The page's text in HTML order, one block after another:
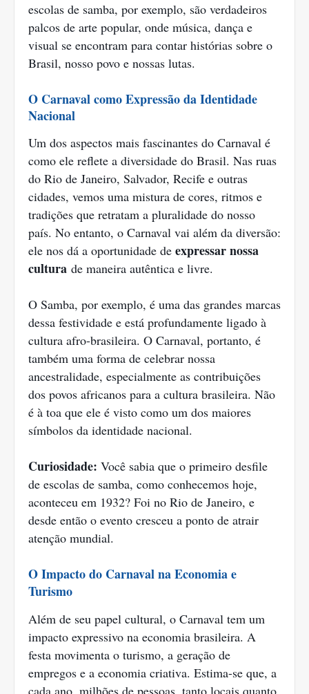
escolas de samba, por exemplo, são verdadeiros
palcos de arte popular, onde música, dança e
visual se encontram para contar histórias sobre o
Brasil, nosso povo e nossas lutas.
O Carnaval como Expressão da Identidade
Nacional
Um dos aspectos mais fascinantes do Carnaval é
como ele reflete a diversidade do Brasil. Nas ruas
do Rio de Janeiro, Salvador, Recife e outras
cidades, vemos uma mistura de cores, ritmos e
tradições que retratam a pluralidade do nosso
país. No entanto, o Carnaval vai além da diversão:
ele nos dá a oportunidade de expressar nossa
cultura de maneira autêntica e livre.
O Samba, por exemplo, é uma das grandes marcas
dessa festividade e está profundamente ligado à
cultura afro-brasileira. O Carnaval, portanto, é
também uma forma de celebrar nossa
ancestralidade, especialmente as contribuições
dos povos africanos para a cultura brasileira. Não
é à toa que ele é visto como um dos maiores
símbolos da identidade nacional.
Curiosidade: Você sabia que o primeiro desfile
de escolas de samba, como conhecemos hoje,
aconteceu em 1932? Foi no Rio de Janeiro, e
desde então o evento cresceu a ponto de atrair
atenção mundial.
O Impacto do Carnaval na Economia e
Turismo
Além de seu papel cultural, o Carnaval tem um
impacto expressivo na economia brasileira. A
festa movimenta o turismo, a geração de
empregos e a economia criativa. Estima-se que, a
cada ano, milhões de pessoas, tanto locais quanto